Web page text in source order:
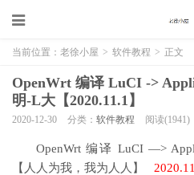
当前位置： 老徐小屋 > 软件教程 > 正文
OpenWrt 编译 LuCI ->
明-L大【2020.11.1】
2020-12-30 分类： 软件教程 阅读(1941)
OpenWrt 编译 LuCI —>
【人人为我，我为人人】